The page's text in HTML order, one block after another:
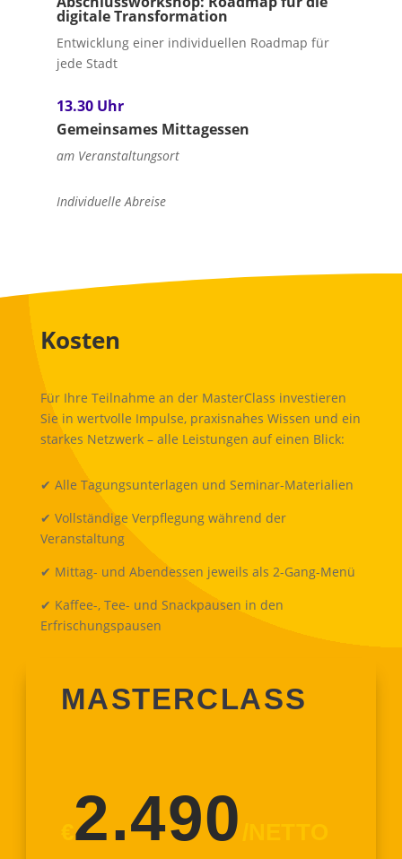
digitale Transformation
Entwicklung einer individuellen Roadmap für
jede Stadt
13.30 Uhr
Gemeinsames Mittagessen
am Veranstaltungsort
Individuelle Abreise
Kosten
Für Ihre Teilnahme an der MasterClass investieren
Sie in wertvolle Impulse, praxisnahes Wissen und ein
starkes Netzwerk – alle Leistungen auf einen Blick:
✔ Alle Tagungsunterlagen und Seminar-Materialien
✔ Vollständige Verpflegung während der
Veranstaltung
✔ Mittag- und Abendessen jeweils als 2-Gang-Menü
✔ Kaffee-, Tee- und Snackpausen in den
Erfrischungspausen
MASTERCLASS
2.490